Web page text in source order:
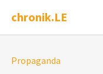
chronik.LE
Propaganda
Alle